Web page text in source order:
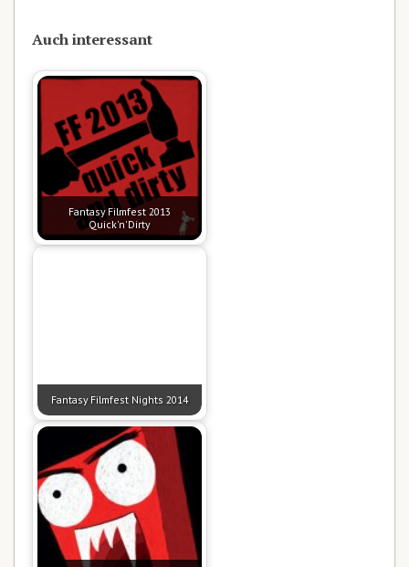
Auch interessant
Fantasy Filmfest 2013
Quick'n'Dirty
Fantasy Filmfest Nights 2014